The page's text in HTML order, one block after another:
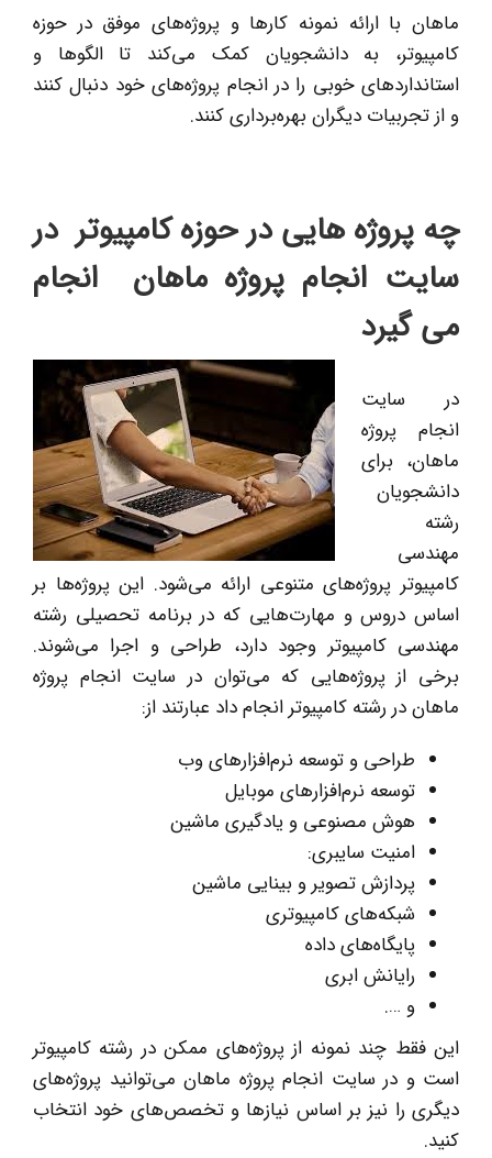
ماهان با ارائه نمونه کارها و پروژه‌های موفق در حوزه
کامپیوتر، به دانشجویان کمک می‌کند تا الگوها و
استانداردهای خوبی را در انجام پروژه‌های خود دنبال کنند
و از تجربیات دیگران بهره‌برداری کنند.
چه پروژه هایی در حوزه کامپیوتر در
سایت انجام پروژه ماهان انجام
می گیرد
در سایت
انجام پروژه
ماهان، برای
دانشجویان
رشته
مهندسی
کامپیوتر پروژه‌های متنوعی ارائه می‌شود. این پروژه‌ها بر
اساس دروس و مهارت‌هایی که در برنامه تحصیلی رشته
مهندسی کامپیوتر وجود دارد، طراحی و اجرا می‌شوند.
برخی از پروژه‌هایی که می‌توان در سایت انجام پروژه
ماهان در رشته کامپیوتر انجام داد عبارتند از:
طراحی و توسعه نرم‌افزارهای وب
توسعه نرم‌افزارهای موبایل
هوش مصنوعی و یادگیری ماشین
امنیت سایبری:
پردازش تصویر و بینایی ماشین
شبکه‌های کامپیوتری
پایگاه‌های داده
رایانش ابری
و ….
این فقط چند نمونه از پروژه‌های ممکن در رشته کامپیوتر
است و در سایت انجام پروژه ماهان می‌توانید پروژه‌های
دیگری را نیز بر اساس نیازها و تخصص‌های خود انتخاب
کنید.